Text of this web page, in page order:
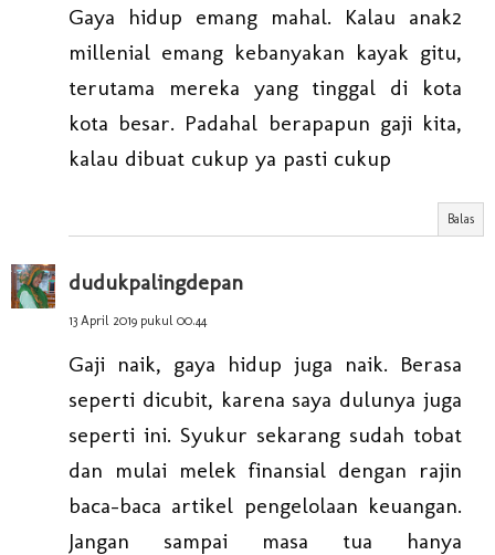
Gaya hidup emang mahal. Kalau anak2
millenial emang kebanyakan kayak gitu,
terutama mereka yang tinggal di kota
kota besar. Padahal berapapun gaji kita,
kalau dibuat cukup ya pasti cukup
Balas
dudukpalingdepan
13 April 2019 pukul 00.44
Gaji naik, gaya hidup juga naik. Berasa
seperti dicubit, karena saya dulunya juga
seperti ini. Syukur sekarang sudah tobat
dan mulai melek finansial dengan rajin
baca-baca artikel pengelolaan keuangan.
Jangan sampai masa tua hanya